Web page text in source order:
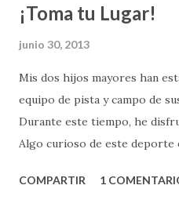
¡Toma tu Lugar!
junio 30, 2013
Mis dos hijos mayores han
equipo de pista y campo de
Durante este tiempo, he
Algo curioso de este deporte
exclusivamente de las
COMPARTIR 1